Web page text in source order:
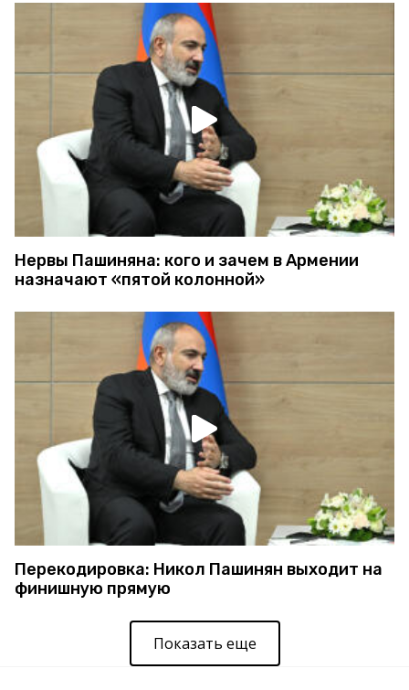
Нервы Пашиняна: кого и зачем в Армении
назначают «пятой колонной»
Перекодировка: Никол Пашинян выходит на
финишную прямую
Показать еще